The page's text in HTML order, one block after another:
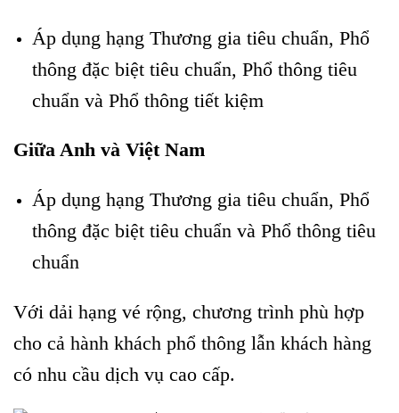
Áp dụng hạng Thương gia tiêu chuẩn, Phổ
thông đặc biệt tiêu chuẩn, Phổ thông tiêu
chuẩn và Phổ thông tiết kiệm
Giữa Anh và Việt Nam
Áp dụng hạng Thương gia tiêu chuẩn, Phổ
thông đặc biệt tiêu chuẩn và Phổ thông tiêu
chuẩn
Với dải hạng vé rộng, chương trình phù hợp
cho cả hành khách phổ thông lẫn khách hàng
có nhu cầu dịch vụ cao cấp.